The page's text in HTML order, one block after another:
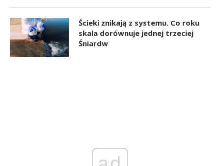
Ścieki znikają z systemu. Co roku
skala dorównuje jednej trzeciej
Śniardw